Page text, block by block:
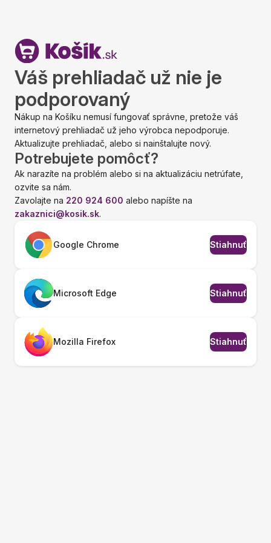
Váš prehliadač už nie je
podporovaný
Nákup na Košíku nemusí fungovať správne, pretože váš
internetový prehliadač už jeho výrobca nepodporuje.
Aktualizujte prehliadač, alebo si nainštalujte nový.
Potrebujete pomôcť?
Ak narazíte na problém alebo si na aktualizáciu netrúfate,
ozvite sa nám.
Zavolajte na 220 924 600 alebo napíšte na
zakaznici@kosik.sk.
Google Chrome Stiahnuť
Microsoft Edge Stiahnuť
Mozilla Firefox Stiahnuť